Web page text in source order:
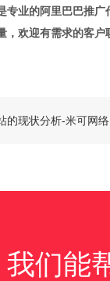
专业的阿里巴巴推
，欢迎有需求的客户
的现状分析-米可网络
我们能